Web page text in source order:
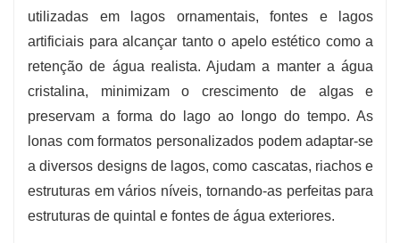
utilizadas em lagos ornamentais, fontes e lagos
artificiais para alcançar tanto o apelo estético como a
retenção de água realista. Ajudam a manter a água
cristalina, minimizam o crescimento de algas e
preservam a forma do lago ao longo do tempo. As
lonas com formatos personalizados podem adaptar-se
a diversos designs de lagos, como cascatas, riachos e
estruturas em vários níveis, tornando-as perfeitas para
estruturas de quintal e fontes de água exteriores.